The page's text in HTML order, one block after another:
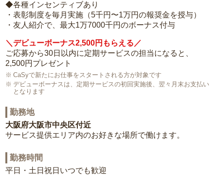
◆各種インセンティブあり
・表彰制度を毎月実施（5千円〜1万円の報奨金を授与）
・友人紹介で、最大1万7000千円のボーナス付与
＼デビューボーナス2,500円もらえる／
ご応募から30日以内に定期サービスの担当になると、
2,500円プレゼント
CaSyで新たにお仕事をスタートされる方が対象です
デビューボーナスは、定期サービスの初回実施後、翌々月末お支払い
となります
勤務地
大阪府大阪市中央区付近
サービス提供エリア内のお好きな場所で働けます。
勤務時間
平日・土日祝日いつでも歓迎